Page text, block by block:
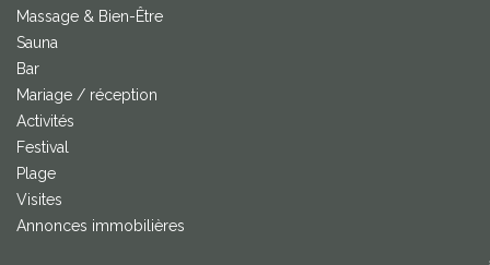
Massage & Bien-Être
Sauna
Bar
Mariage / réception
Activités
Festival
Plage
Visites
Annonces immobilières